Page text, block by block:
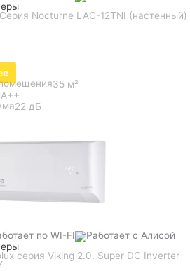
Nocturne LAC-12TNI (настенный)
35 м²
A++
22 дБ
серия Viking 2.0. Super DC Inverter